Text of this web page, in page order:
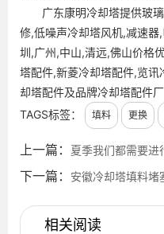
广东康明冷却塔提供玻
修,低噪声冷却塔风机,减速
圳,广州,中山,清远,佛山价格
塔配件,新菱冷却塔配件,览
却塔配件及品牌冷却塔配件厂
TAGS标签：
填料 更换
上一篇： 夏季我们都需要进
下一篇： 安徽冷却塔填料堵
相关阅读